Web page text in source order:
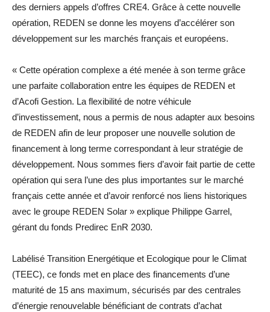
des derniers appels d’offres CRE4. Grâce à cette nouvelle
opération, REDEN se donne les moyens d’accélérer son
développement sur les marchés français et européens.
« Cette opération complexe a été menée à son terme grâce
une parfaite collaboration entre les équipes de REDEN et
d’Acofi Gestion. La flexibilité de notre véhicule
d’investissement, nous a permis de nous adapter aux besoins
de REDEN afin de leur proposer une nouvelle solution de
financement à long terme correspondant à leur stratégie de
développement. Nous sommes fiers d’avoir fait partie de cette
opération qui sera l’une des plus importantes sur le marché
français cette année et d’avoir renforcé nos liens historiques
avec le groupe REDEN Solar » explique Philippe Garrel,
gérant du fonds Predirec EnR 2030.
Labélisé Transition Energétique et Ecologique pour le Climat
(TEEC), ce fonds met en place des financements d’une
maturité de 15 ans maximum, sécurisés par des centrales
d’énergie renouvelable bénéficiant de contrats d’achat